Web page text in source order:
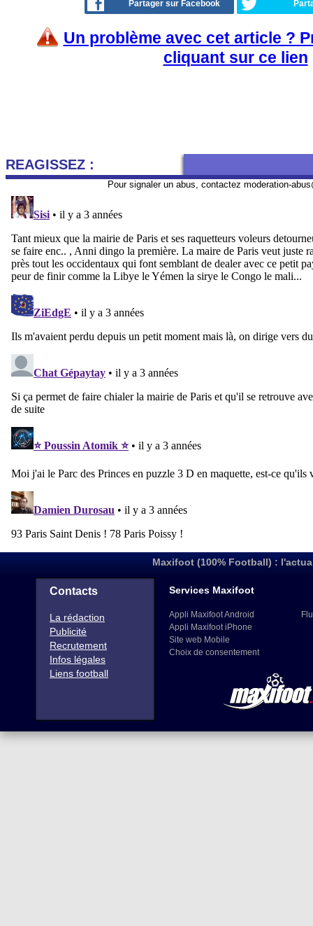
Partager sur Facebook
Un problème avec cet article ?
cliquant sur ce lien
REAGISSEZ :
Pour signaler un abus, contactez moderation-
Maxifoot (100% Football) :
Contacts
La rédaction
Publicité
Recrutement
Infos légales
Liens football
Services Maxifoot
Appli Maxifoot Android
Appli Maxifoot iPhone
Site web Mobile
Choix de consentement